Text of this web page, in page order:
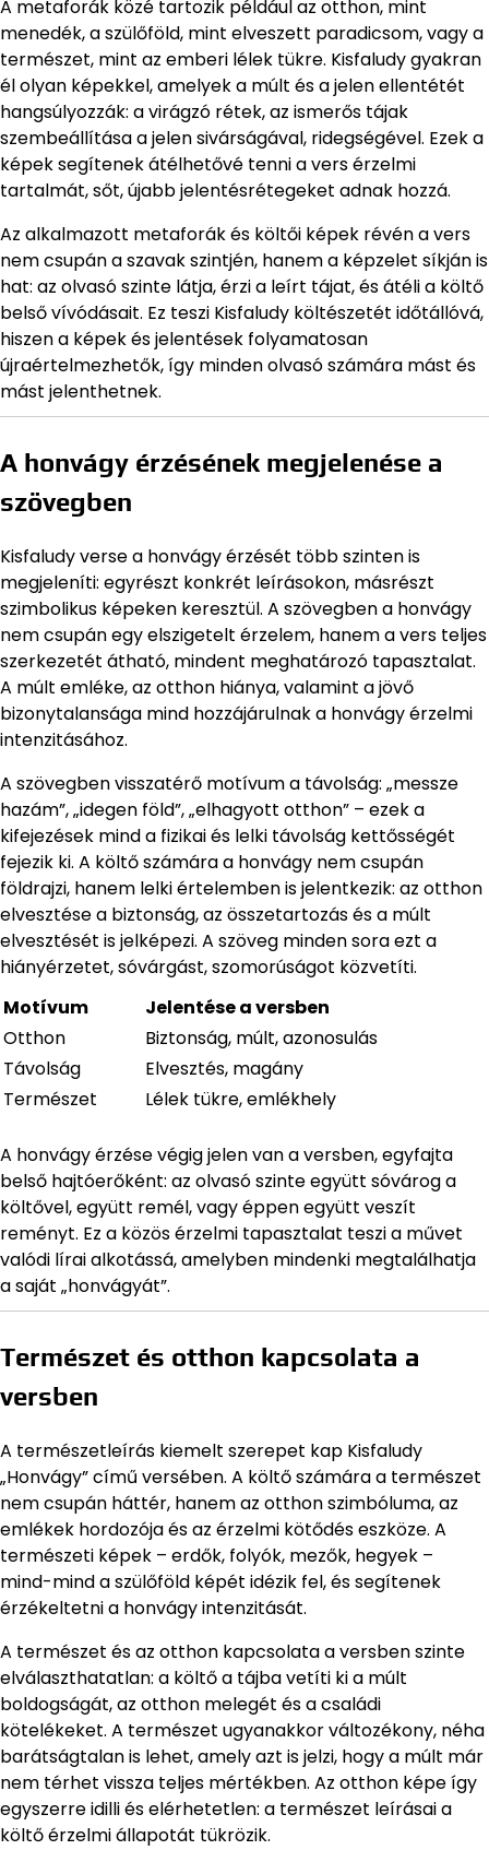
A metaforák közé tartozik például az otthon, mint
menedék, a szülőföld, mint elveszett paradicsom, vagy a
természet, mint az emberi lélek tükre. Kisfaludy gyakran
él olyan képekkel, amelyek a múlt és a jelen ellentétét
hangsúlyozzák: a virágzó rétek, az ismerős tájak
szembeállítása a jelen sivárságával, ridegségével. Ezek a
képek segítenek átélhetővé tenni a vers érzelmi
tartalmát, sőt, újabb jelentésrétegeket adnak hozzá.
Az alkalmazott metaforák és költői képek révén a vers
nem csupán a szavak szintjén, hanem a képzelet síkján is
hat: az olvasó szinte látja, érzi a leírt tájat, és átéli a költő
belső vívódásait. Ez teszi Kisfaludy költészetét időtállóvá,
hiszen a képek és jelentések folyamatosan
újraértelmezhetők, így minden olvasó számára mást és
mást jelenthetnek.
A honvágy érzésének megjelenése a
szövegben
Kisfaludy verse a honvágy érzését több szinten is
megjeleníti: egyrészt konkrét leírásokon, másrészt
szimbolikus képeken keresztül. A szövegben a honvágy
nem csupán egy elszigetelt érzelem, hanem a vers teljes
szerkezetét átható, mindent meghatározó tapasztalat.
A múlt emléke, az otthon hiánya, valamint a jövő
bizonytalansága mind hozzájárulnak a honvágy érzelmi
intenzitásához.
A szövegben visszatérő motívum a távolság: „messze
hazám”, „idegen föld”, „elhagyott otthon” – ezek a
kifejezések mind a fizikai és lelki távolság kettősségét
fejezik ki. A költő számára a honvágy nem csupán
földrajzi, hanem lelki értelemben is jelentkezik: az otthon
elvesztése a biztonság, az összetartozás és a múlt
elvesztését is jelképezi. A szöveg minden sora ezt a
hiányérzetet, sóvárgást, szomorúságot közvetíti.
Motívum
Jelentése a versben
Otthon
Biztonság, múlt, azonosulás
Távolság
Elvesztés, magány
Természet
Lélek tükre, emlékhely
A honvágy érzése végig jelen van a versben, egyfajta
belső hajtóerőként: az olvasó szinte együtt sóvárog a
költővel, együtt remél, vagy éppen együtt veszít
reményt. Ez a közös érzelmi tapasztalat teszi a művet
valódi lírai alkotássá, amelyben mindenki megtalálhatja
a saját „honvágyát”.
Természet és otthon kapcsolata a
versben
A természetleírás kiemelt szerepet kap Kisfaludy
„Honvágy” című versében. A költő számára a természet
nem csupán háttér, hanem az otthon szimbóluma, az
emlékek hordozója és az érzelmi kötődés eszköze. A
természeti képek – erdők, folyók, mezők, hegyek –
mind-mind a szülőföld képét idézik fel, és segítenek
érzékeltetni a honvágy intenzitását.
A természet és az otthon kapcsolata a versben szinte
elválaszthatatlan: a költő a tájba vetíti ki a múlt
boldogságát, az otthon melegét és a családi
kötelékeket. A természet ugyanakkor változékony, néha
barátságtalan is lehet, amely azt is jelzi, hogy a múlt már
nem térhet vissza teljes mértékben. Az otthon képe így
egyszerre idilli és elérhetetlen: a természet leírásai a
költő érzelmi állapotát tükrözik.